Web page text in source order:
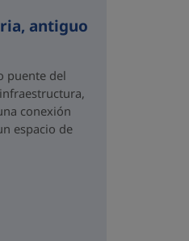
antiguo
puente del
conexión
espacio de